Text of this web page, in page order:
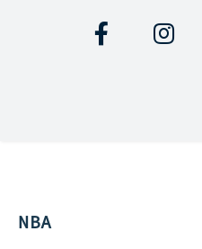
 
NBA